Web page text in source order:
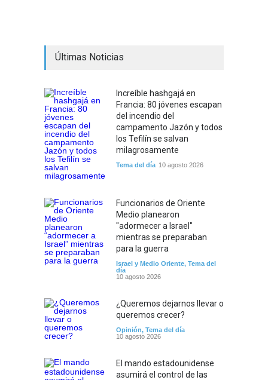
Últimas Noticias
Increíble hashgajá en
Francia: 80 jóvenes escapan
del incendio del
campamento Jazón y todos
los Tefilín se salvan
milagrosamente
Tema del día 10 agosto 2026
Funcionarios de Oriente
Medio planearon
"adormecer a Israel"
mientras se preparaban
para la guerra
Israel y Medio Oriente, Tema del
día
10 agosto 2026
¿Queremos dejarnos llevar o
queremos crecer?
Opinión, Tema del día
10 agosto 2026
El mando estadounidense
asumirá el control de las